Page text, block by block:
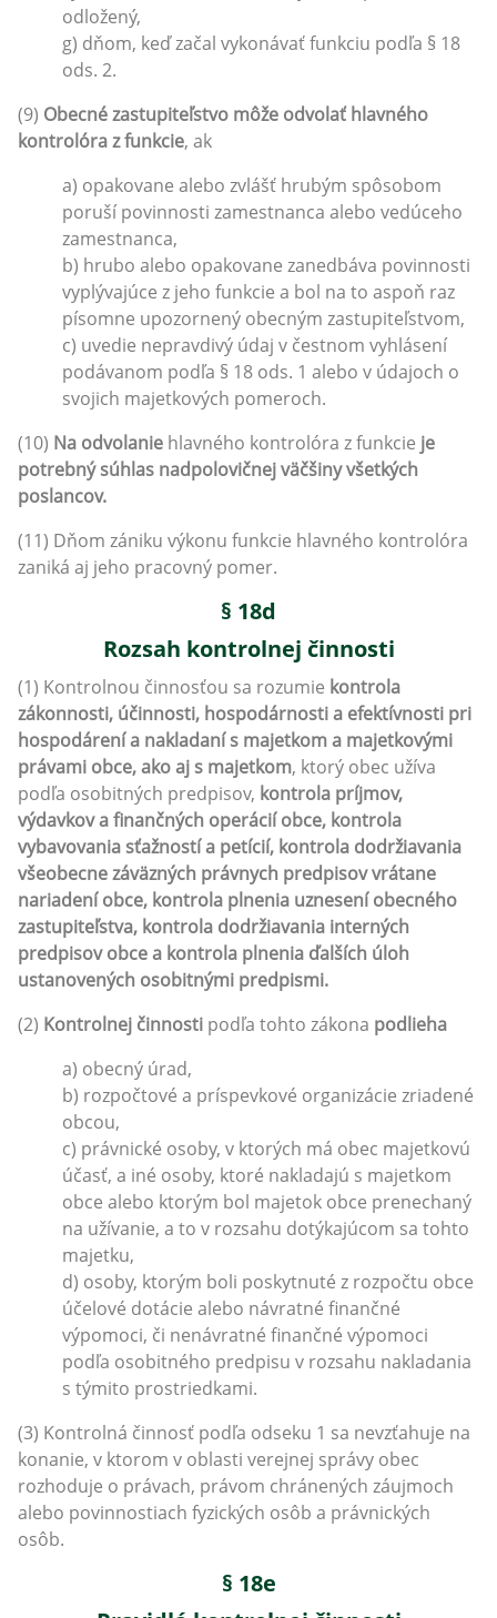
odložený,
g) dňom, keď začal vykonávať funkciu podľa § 18
ods. 2.
(9) Obecné zastupiteľstvo môže odvolať hlavného
kontrolóra z funkcie, ak
a) opakovane alebo zvlášť hrubým spôsobom
poruší povinnosti zamestnanca alebo vedúceho
zamestnanca,
b) hrubo alebo opakovane zanedbáva povinnosti
vyplývajúce z jeho funkcie a bol na to aspoň raz
písomne upozornený obecným zastupiteľstvom,
c) uvedie nepravdivý údaj v čestnom vyhlásení
podávanom podľa § 18 ods. 1 alebo v údajoch o
svojich majetkových pomeroch.
(10) Na odvolanie hlavného kontrolóra z funkcie je
potrebný súhlas nadpolovičnej väčšiny všetkých
poslancov.
(11) Dňom zániku výkonu funkcie hlavného kontrolóra
zaniká aj jeho pracovný pomer.
§ 18d
Rozsah kontrolnej činnosti
(1) Kontrolnou činnosťou sa rozumie kontrola
zákonnosti, účinnosti, hospodárnosti a efektívnosti pri
hospodárení a nakladaní s majetkom a majetkovými
právami obce, ako aj s majetkom, ktorý obec užíva
podľa osobitných predpisov, kontrola príjmov,
výdavkov a finančných operácií obce, kontrola
vybavovania sťažností a petícií, kontrola dodržiavania
všeobecne záväzných právnych predpisov vrátane
nariadení obce, kontrola plnenia uznesení obecného
zastupiteľstva, kontrola dodržiavania interných
predpisov obce a kontrola plnenia ďalších úloh
ustanovených osobitnými predpismi.
(2) Kontrolnej činnosti podľa tohto zákona podlieha
a) obecný úrad,
b) rozpočtové a príspevkové organizácie zriadené
obcou,
c) právnické osoby, v ktorých má obec majetkovú
účasť, a iné osoby, ktoré nakladajú s majetkom
obce alebo ktorým bol majetok obce prenechaný
na užívanie, a to v rozsahu dotýkajúcom sa tohto
majetku,
d) osoby, ktorým boli poskytnuté z rozpočtu obce
účelové dotácie alebo návratné finančné
výpomoci, či nenávratné finančné výpomoci
podľa osobitného predpisu v rozsahu nakladania
s týmito prostriedkami.
(3) Kontrolná činnosť podľa odseku 1 sa nevzťahuje na
konanie, v ktorom v oblasti verejnej správy obec
rozhoduje o právach, právom chránených záujmoch
alebo povinnostiach fyzických osôb a právnických
osôb.
§ 18e